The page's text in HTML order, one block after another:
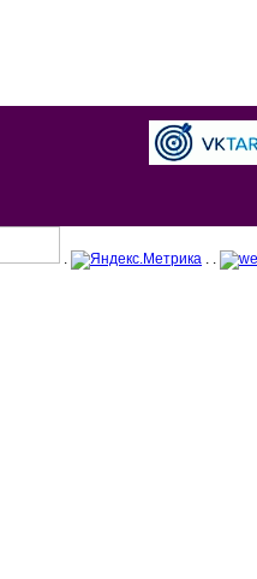
. . .